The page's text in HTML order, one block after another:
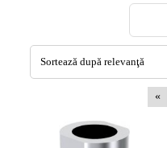
«